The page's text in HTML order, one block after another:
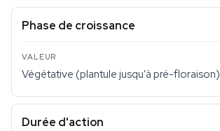
Phase de croissance
Végétative (plantule jusqu'à pré-floraison)
Durée d'action